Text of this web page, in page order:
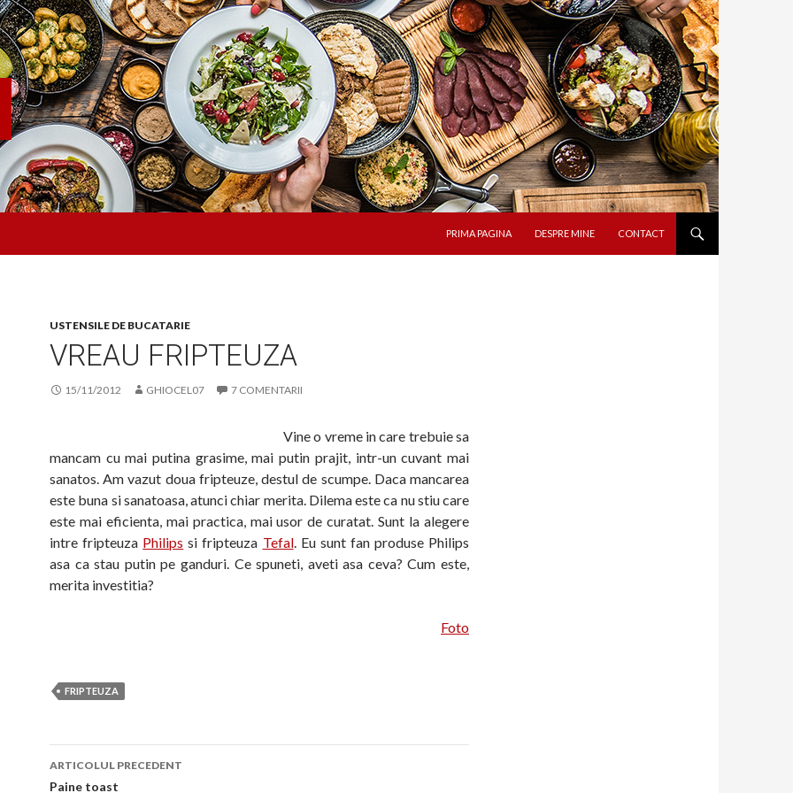
PRIMA PAGINA
DESPRE MINE CONTACT
USTENSILE DE BUCATARIE
VREAU FRIPTEUZA
15/11/2012 GHIOCEL07 7 COMENTARII
Vine o vreme in care trebuie sa
mancam cu mai putina grasime, mai putin prajit, intr-un cuvant mai
sanatos. Am vazut doua fripteuze, destul de scumpe. Daca mancarea
este buna si sanatoasa, atunci chiar merita. Dilema este ca nu stiu care
este mai eficienta, mai practica, mai usor de curatat. Sunt la alegere
intre fripteuza Philips si fripteuza Tefal. Eu sunt fan produse Philips
asa ca stau putin pe ganduri. Ce spuneti, aveti asa ceva? Cum este,
merita investitia?
Foto
FRIPTEUZA
Navigare
ARTICOLUL PRECEDENT
Paine toast